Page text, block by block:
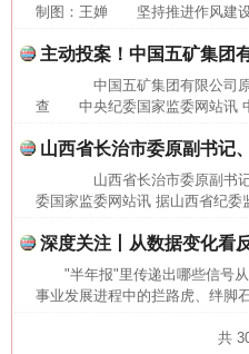
制图：王婵 坚持推进作风建设
主动投案！中国五矿集团
中国五矿集团有限公司原
查 中央纪委国家监委网站讯 中
山西省长治市委原副书记
山西省长治市委原副书
委国家监委网站讯 据山西省纪
深度关注丨从数据变化看
"半年报"里传递出哪些信号
事业发展进程中的拦路虎、绊脚
共
网上购药对药下症